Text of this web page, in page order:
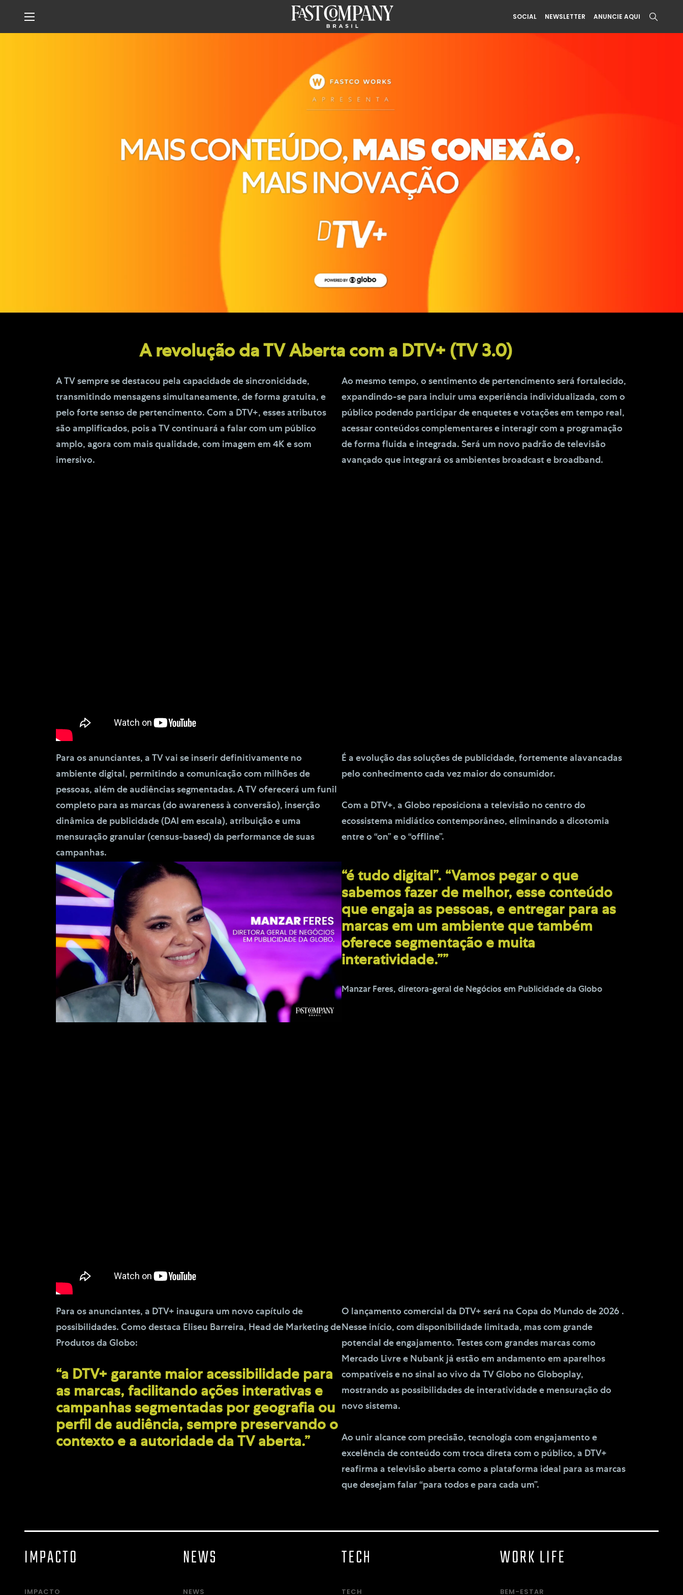
SOCIAL NEWSLETTER ANUNCIE AQUI
A revolução da TV Aberta com a DTV+ (TV 3.0)
A TV sempre se destacou pela capacidade de sincronicidade,
transmitindo mensagens simultaneamente, de forma gratuita, e
pelo forte senso de pertencimento. Com a DTV+, esses atributos
são amplificados, pois a TV continuará a falar com um público
amplo, agora com mais qualidade, com imagem em 4K e som
imersivo.
Ao mesmo tempo, o sentimento de pertencimento será fortalecido,
expandindo-se para incluir uma experiência individualizada, com o
público podendo participar de enquetes e votações em tempo real,
acessar conteúdos complementares e interagir com a programação
de forma fluida e integrada. Será um novo padrão de televisão
avançado que integrará os ambientes broadcast e broadband.
Para os anunciantes, a TV vai se inserir definitivamente no
ambiente digital, permitindo a comunicação com milhões de
pessoas, além de audiências segmentadas. A TV oferecerá um funil
completo para as marcas (do awareness à conversão), inserção
dinâmica de publicidade (DAI em escala), atribuição e uma
mensuração granular (census-based) da performance de suas
campanhas.
É a evolução das soluções de publicidade, fortemente alavancadas
pelo conhecimento cada vez maior do consumidor.
Com a DTV+, a Globo reposiciona a televisão no centro do
ecossistema midiático contemporâneo, eliminando a dicotomia
entre o “on” e o “offline”.
“é tudo digital”. “Vamos pegar o que
sabemos fazer de melhor, esse conteúdo
que engaja as pessoas, e entregar para as
marcas em um ambiente que também
oferece segmentação e muita
interatividade.””
Manzar Feres, diretora-geral de Negócios em Publicidade da Globo
Para os anunciantes, a DTV+ inaugura um novo capítulo de
possibilidades. Como destaca Eliseu Barreira, Head de Marketing de
Produtos da Globo:
“a DTV+ garante maior acessibilidade para
as marcas, facilitando ações interativas e
campanhas segmentadas por geografia ou
perfil de audiência, sempre preservando o
contexto e a autoridade da TV aberta.”
O lançamento comercial da DTV+ será na Copa do Mundo de 2026 .
Nesse início, com disponibilidade limitada, mas com grande
potencial de engajamento. Testes com grandes marcas como
Mercado Livre e Nubank já estão em andamento em aparelhos
compatíveis e no sinal ao vivo da TV Globo no Globoplay,
mostrando as possibilidades de interatividade e mensuração do
novo sistema.
Ao unir alcance com precisão, tecnologia com engajamento e
excelência de conteúdo com troca direta com o público, a DTV+
reafirma a televisão aberta como a plataforma ideal para as marcas
que desejam falar “para todos e para cada um”.
IMPACTO
IMPACTO
NEWS
NEWS
TECH
TECH
WORK LIFE
BEM-ESTAR